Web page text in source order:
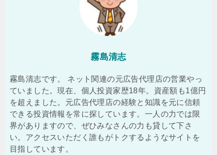
霧島清志
霧島清志です。 ネット関連の元広告代理店の営業やっ
ていました。現在、個人投資家歴18年。資産額も1億円
を超えました。元広告代理店の経験と知識を元に信頼
できる投資情報を常に探しています。一人の力では限
界がありますので、ぜひみなさんの力も貸して下さ
い。アクセスいただく誰もがトクするようなサイトを
目指しています。